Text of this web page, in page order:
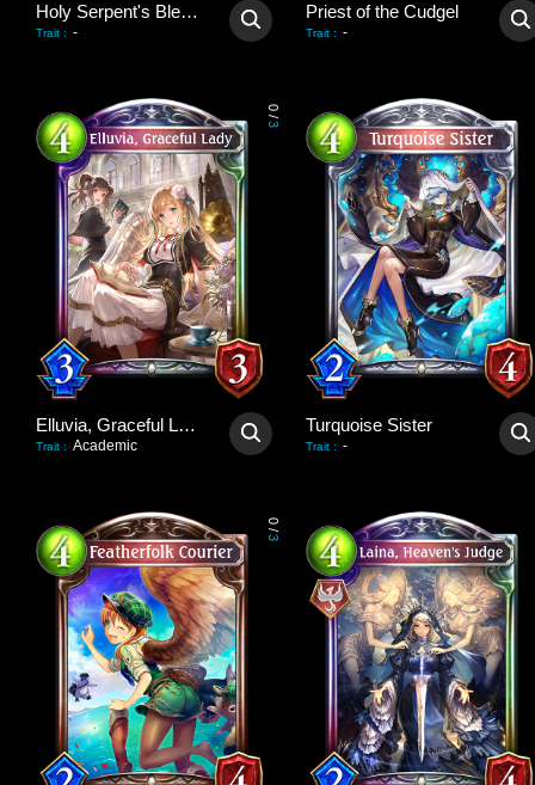
Holy Serpent's Blessing
Trait : -
Priest of the Cudgel
Trait : -
0
/
3
Elluvia, Graceful Lady
Trait : Academic
Turquoise Sister
Trait : -
0
/
3